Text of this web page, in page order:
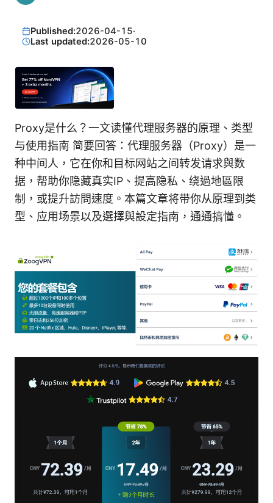
Published:2026-04-15·
Last updated:2026-05-10
Proxy是什么？一文读懂代理服务器的原理、类型
与使用指南 简要回答：代理服务器（Proxy）是一
种中间人，它在你和目标网站之间转发请求與数
据，帮助你隐藏真实IP、提高隐私、绕過地區限
制，或提升訪問速度。本篇文章将带你从原理到类
型、应用场景以及選擇與設定指南，通通搞懂。